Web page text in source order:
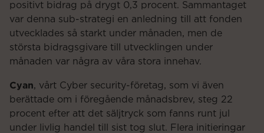
positivt bidrag på drygt 0,3 procent. Sammantaget
var denna sub-strategi en anledning till att fonden
utvecklades så starkt under månaden, men de
största bidragsgivare till utvecklingen under
månaden var några av våra stora innehav.
Cyan, vårt Cyber security-företag, som vi även
berättade om i föregående månadsbrev, steg 22
procent efter att det säljtryck som fanns runt jul
under livlig handel till sist tog slut. Flera initieringar